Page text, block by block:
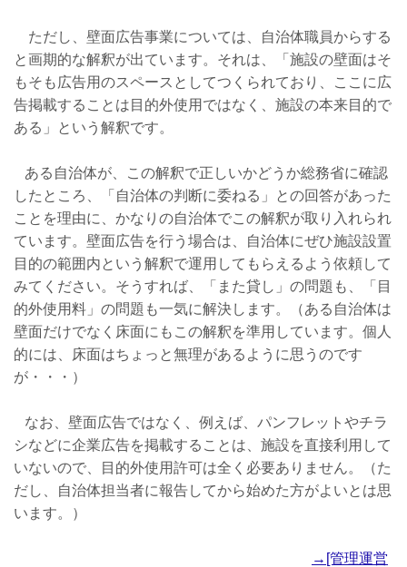
ただし、壁面広告事業については、自治体職員からする
と画期的な解釈が出ています。それは、「施設の壁面はそ
もそも広告用のスペースとしてつくられており、ここに広
告掲載することは目的外使用ではなく、施設の本来目的で
ある」という解釈です。
ある自治体が、この解釈で正しいかどうか総務省に確認
したところ、「自治体の判断に委ねる」との回答があった
ことを理由に、かなりの自治体でこの解釈が取り入れられ
ています。壁面広告を行う場合は、自治体にぜひ施設設置
目的の範囲内という解釈で運用してもらえるよう依頼して
みてください。そうすれば、「また貸し」の問題も、「目
的外使用料」の問題も一気に解決します。（ある自治体は
壁面だけでなく床面にもこの解釈を準用しています。個人
的には、床面はちょっと無理があるように思うのです
が・・・）
なお、壁面広告ではなく、例えば、パンフレットやチラ
シなどに企業広告を掲載することは、施設を直接利用して
いないので、目的外使用許可は全く必要ありません。（た
だし、自治体担当者に報告してから始めた方がよいとは思
います。）
→[管理運営